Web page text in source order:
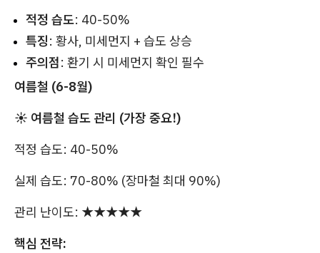
적정 습도: 40-50%
특징: 황사, 미세먼지 + 습도 상승
주의점: 환기 시 미세먼지 확인 필수
여름철 (6-8월)
☀️ 여름철 습도 관리 (가장 중요!)
적정 습도: 40-50%
실제 습도: 70-80% (장마철 최대 90%)
관리 난이도: ★★★★★
핵심 전략: